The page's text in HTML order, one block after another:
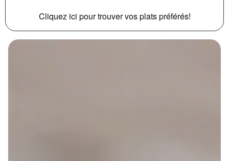
Cliquez ici pour trouver vos plats préférés!